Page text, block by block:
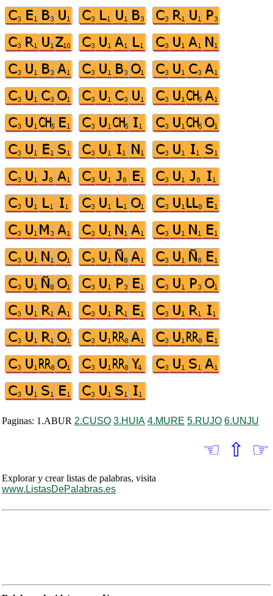
Paginas: 1.ABUR 2.CUSO 3.HUIA 4.MURE 5.RUJO 6.UNJU
☜ ⇧ ☞
Explorar y crear listas de palabras, visita
www.ListasDePalabras.es